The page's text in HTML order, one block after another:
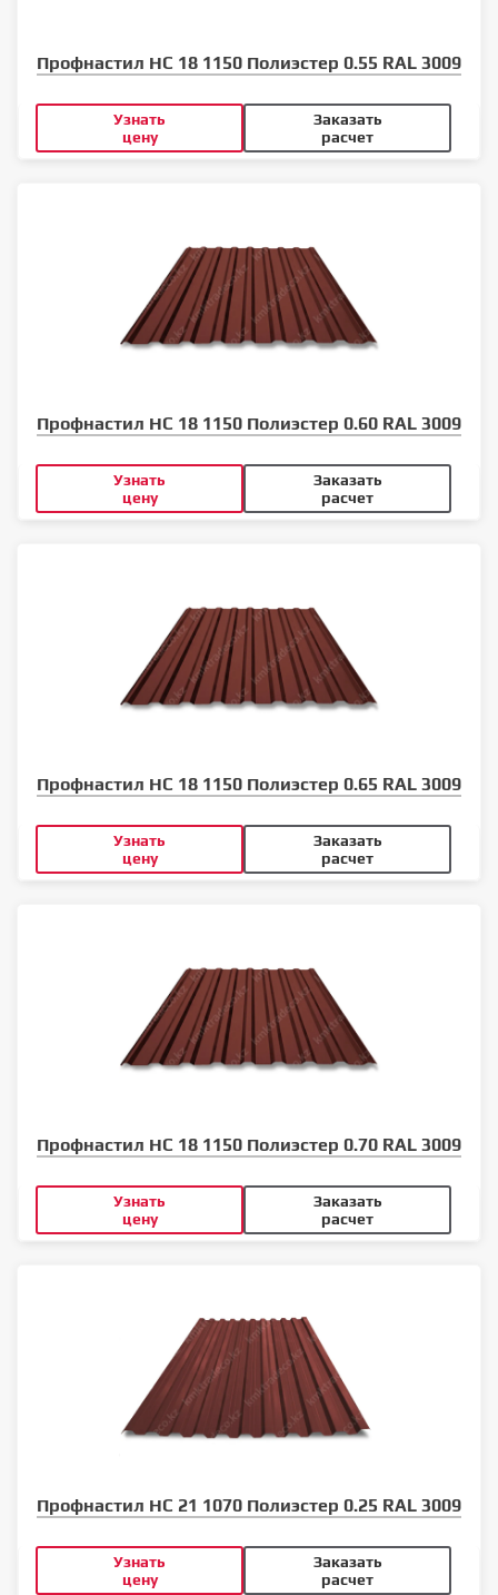
Профнастил НС 18 1150 Полиэстер 0.55 RAL 3009
Узнать
цену
Заказать
расчет
Профнастил НС 18 1150 Полиэстер 0.60 RAL 3009
Узнать
цену
Заказать
расчет
Профнастил НС 18 1150 Полиэстер 0.65 RAL 3009
Узнать
цену
Заказать
расчет
Профнастил НС 18 1150 Полиэстер 0.70 RAL 3009
Узнать
цену
Заказать
расчет
Профнастил НС 21 1070 Полиэстер 0.25 RAL 3009
Узнать
цену
Заказать
расчет